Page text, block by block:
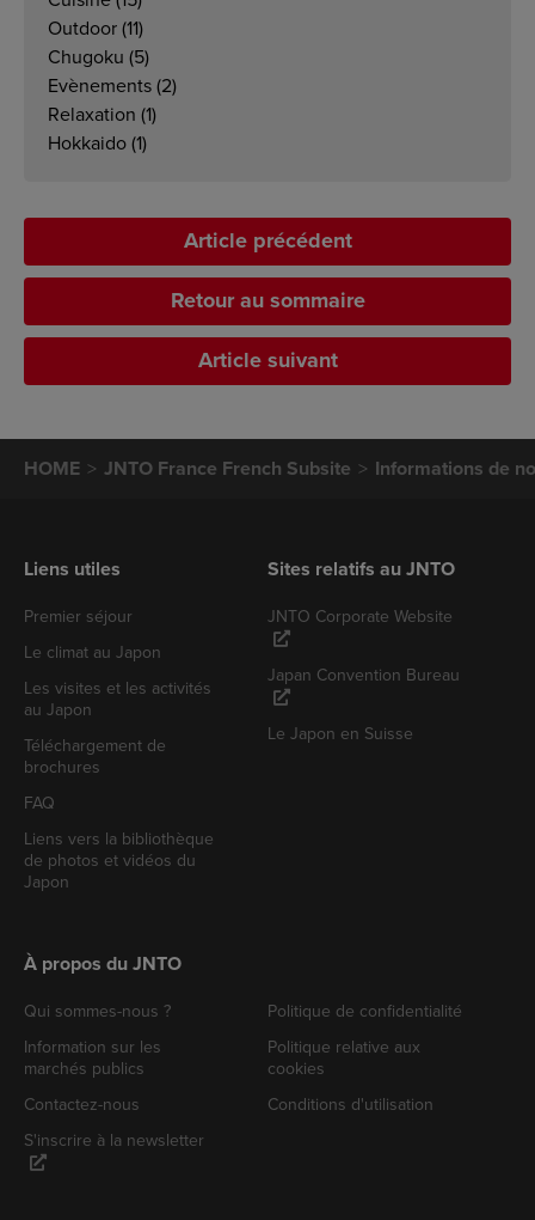
Outdoor (11)
Chugoku (5)
Evènements (2)
Relaxation (1)
Hokkaido (1)
Article précédent
Retour au sommaire
Article suivant
HOME JNTO France French Subsite Informations de
Liens utiles
Premier séjour
Le climat au Japon
Les visites et les activités
au Japon
Téléchargement de
brochures
FAQ
Liens vers la bibliothèque
de photos et vidéos du
Japon
Sites relatifs au JNTO
JNTO Corporate Website
Japan Convention Bureau
Le Japon en Suisse
À propos du JNTO
Qui sommes-nous ?
Information sur les
marchés publics
Contactez-nous
S'inscrire à la newsletter
Politique de confidentialité
Politique relative aux
cookies
Conditions d'utilisation